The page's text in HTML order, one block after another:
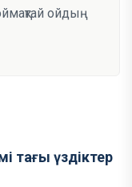
ойдың
тағы үздіктер